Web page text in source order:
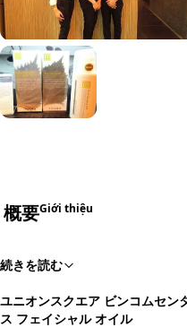
概要Giới thiệu
続きを読む
ユニオンスクエア ビンコムセン
ス フェイシャル オイル